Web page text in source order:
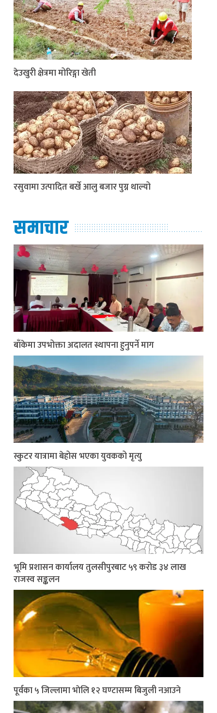
देउखुरी क्षेत्रमा मोरिङ्गा खेती
रसुवामा उत्पादित बर्खे आलु बजार पुग्न थाल्यो
समाचार
बाँकेमा उपभोक्ता अदालत स्थापना हुनुपर्ने माग
स्कुटर यात्रामा बेहोस भएका युवकको मृत्यु
भूमि प्रशासन कार्यालय तुलसीपुरबाट ५९ करोड ३४ लाख
राजस्व सङ्कलन
पूर्वका ५ जिल्लामा भाेलि १२ घण्टासम्म बिजुली नआउने